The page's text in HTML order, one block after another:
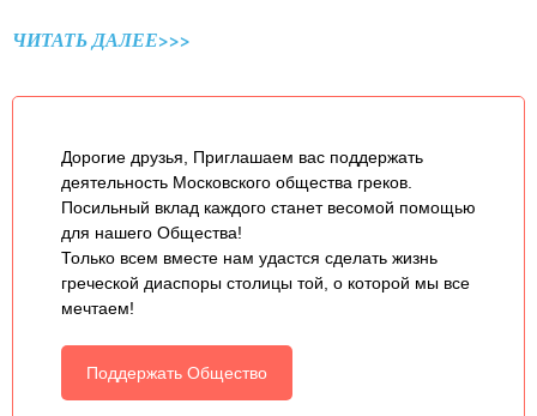
ЧИТАТЬ ДАЛЕЕ>>>
Дорогие друзья, Приглашаем вас поддержать
деятельность Московского общества греков.
Посильный вклад каждого станет весомой помощью
для нашего Общества!
Только всем вместе нам удастся сделать жизнь
греческой диаспоры столицы той, о которой мы все
мечтаем!
Поддержать Общество